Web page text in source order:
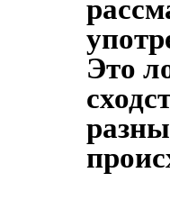
Это